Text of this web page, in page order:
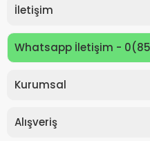
İletişim
Whatsapp İletişim -
Kurumsal
Alışveriş